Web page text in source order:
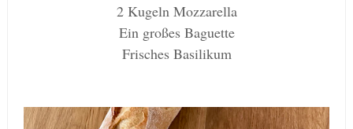
2 Kugeln Mozzarella
Ein großes Baguette
Frisches Basilikum